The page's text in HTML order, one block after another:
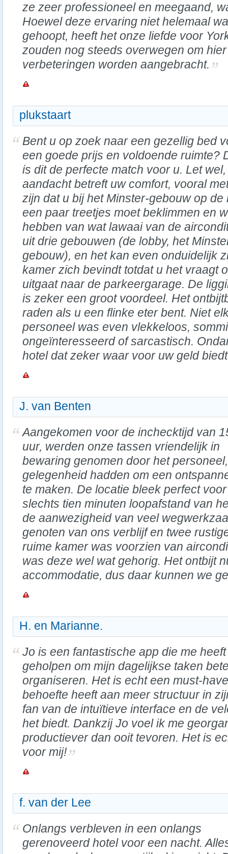
ze zeer professioneel en meegaand,
Hoewel deze ervaring niet helemaal
gehoopt, heeft het onze liefde voor
zouden nog steeds overwegen om
verbeteringen worden aangebracht.
plukstaart
Bent u op zoek naar een gezellig bed
een goede prijs en voldoende ruimte?
is dit de perfecte match voor u. Let
aandacht betreft uw comfort, vooral
zijn dat u bij het Minster-gebouw op
een paar treetjes moet beklimmen en
hebben van wat lawaai van de
uit drie gebouwen (de lobby, het
gebouw), en het kan even onduidelijk
kamer zich bevindt totdat u het vraagt
uitgaat naar de parkeergarage. De
is zeker een groot voordeel. Het
raden als u een flinke eter bent. Niet
personeel was even vlekkeloos,
ongeïnteresseerd of sarcastisch.
hotel dat zeker waar voor uw geld
J. van Benten
Aangekomen voor de inchecktijd van
uur, werden onze tassen vriendelijk in
bewaring genomen door het
gelegenheid hadden om een
te maken. De locatie bleek perfect
slechts tien minuten loopafstand van
de aanwezigheid van veel
genoten van ons verblijf en twee
ruime kamer was voorzien van
was deze wel wat gehorig. Het ontbijt
accommodatie, dus daar kunnen we
H. en Marianne.
Jo is een fantastische app die me heeft
geholpen om mijn dagelijkse taken
organiseren. Het is echt een must-
behoefte heeft aan meer structuur in
fan van de intuïtieve interface en de
het biedt. Dankzij Jo voel ik me
productiever dan ooit tevoren. Het is
voor mij!
f. van der Lee
Onlangs verbleven in een onlangs
gerenoveerd hotel voor een nacht.